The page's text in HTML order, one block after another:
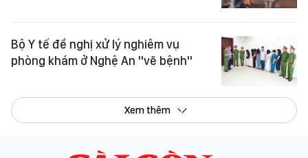
phòng khám ở Nghệ An "vẽ bệnh"